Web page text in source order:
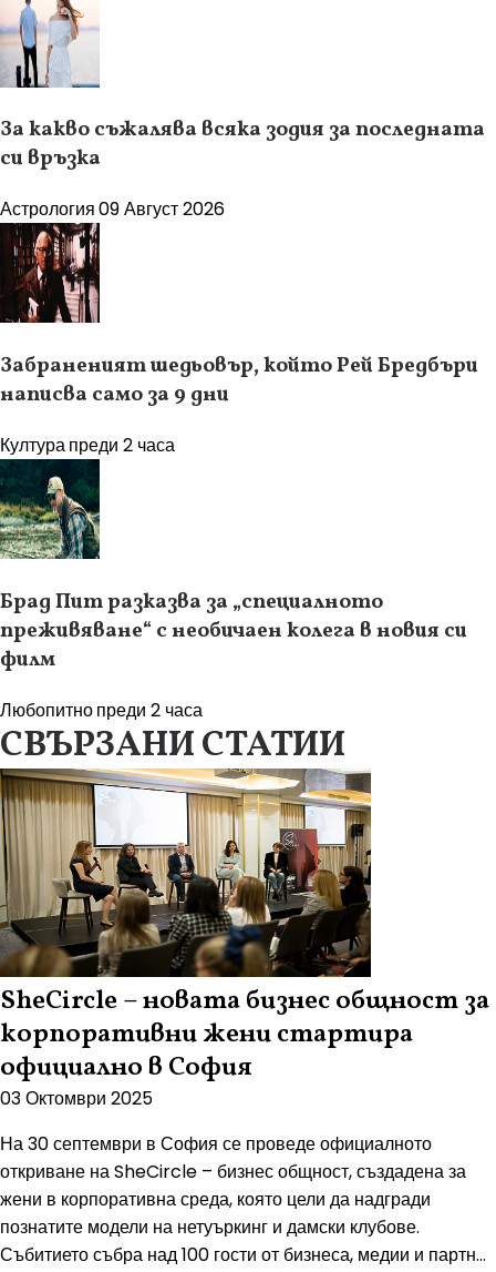
За какво съжалява всяка зодия за последната
си връзка
Астрология09 Август 2026
Забраненият шедьовър, който Рей Бредбъри
написва само за 9 дни
Културапреди 2 часа
Брад Пит разказва за „специалното
преживяване“ с необичаен колега в новия си
филм
Любопитнопреди 2 часа
СВЪРЗАНИ СТАТИИ
SheCircle – новата бизнес общност за
корпоративни жени стартира
официално в София
03 Октомври 2025
На 30 септември в София се проведе официалното
откриване на SheCircle – бизнес общност, създадена за
жени в корпоративна среда, която цели да надгради
познатите модели на нетуъркинг и дамски клубове.
Събитието събра над 100 гости от бизнеса, медии и партн...